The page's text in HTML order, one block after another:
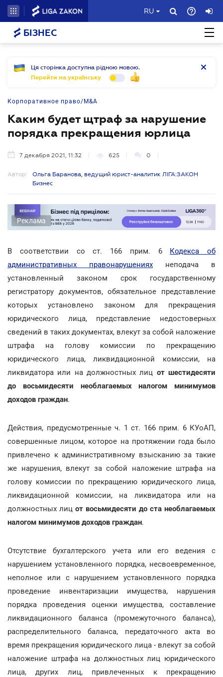
RU
БІЗНЕС
Ця сторінка доступна рідною мовою.
Перейти на українську
Корпоративное право/M&A
Каким будет щтраф за нарушение
порядка прекращения юрлица
7 декабря 2021, 11:32 625 0
Автор:
Ольга Баранова, ведущий юрист-аналитик ЛІГА:ЗАКОН
Бизнес
Реклама
В соответствии со ст. 166 прим. 6 Кодекса об
административных правонарушениях неподача в
установленный законом срок государственному
регистратору документов, обязательное представление
которых установлено законом для прекращения
юридического лица, представление недостоверных
сведений в таких документах, влекут за собой наложение
штрафа на голову комиссии по прекращению
юридического лица, ликвидационной комиссии, на
ликвидатора или на должностных лиц от шестидесяти
до восьмидесяти необлагаемых налогом минимумов
доходов граждан.
Действия, предусмотренные ч. 1 ст. 166 прим. 6 КУоАП,
совершенные лицом, которое на протяжении года было
привлечено к административному взысканию за такие
же нарушения, влекут за собой наложение штрафа на
голову комиссии по прекращению юридического лица,
ликвидационной комиссии, на ликвидатора или на
должностных лиц от восьмидесяти до ста необлагаемых
налогом минимумов доходов граждан.
Отсутствие бухгалтерского учета или его ведения с
нарушением установленного порядка, несвоевременное,
неполное или с нарушением установленного порядка
проведение инвентаризации имущества, нарушения
порядка проведения оценки имущества, составление
ликвидационного баланса (промежуточного баланса),
распределительного баланса, передаточного акта во
время прекращения юридического лица - влекут за собой
наложение штрафа на должностных лиц юридического
лица, других лиц, привлеченных к прекращению